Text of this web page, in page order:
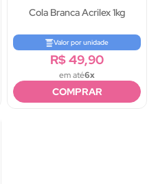
Cola Branca Acrilex 1kg
Valor por unidade
R$ 49,90
em até6x
COMPRAR